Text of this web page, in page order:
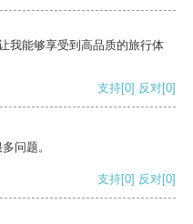
我能够享受到高品质的旅行体
支持[0] 反对[0]
问题。
支持[0] 反对[0]